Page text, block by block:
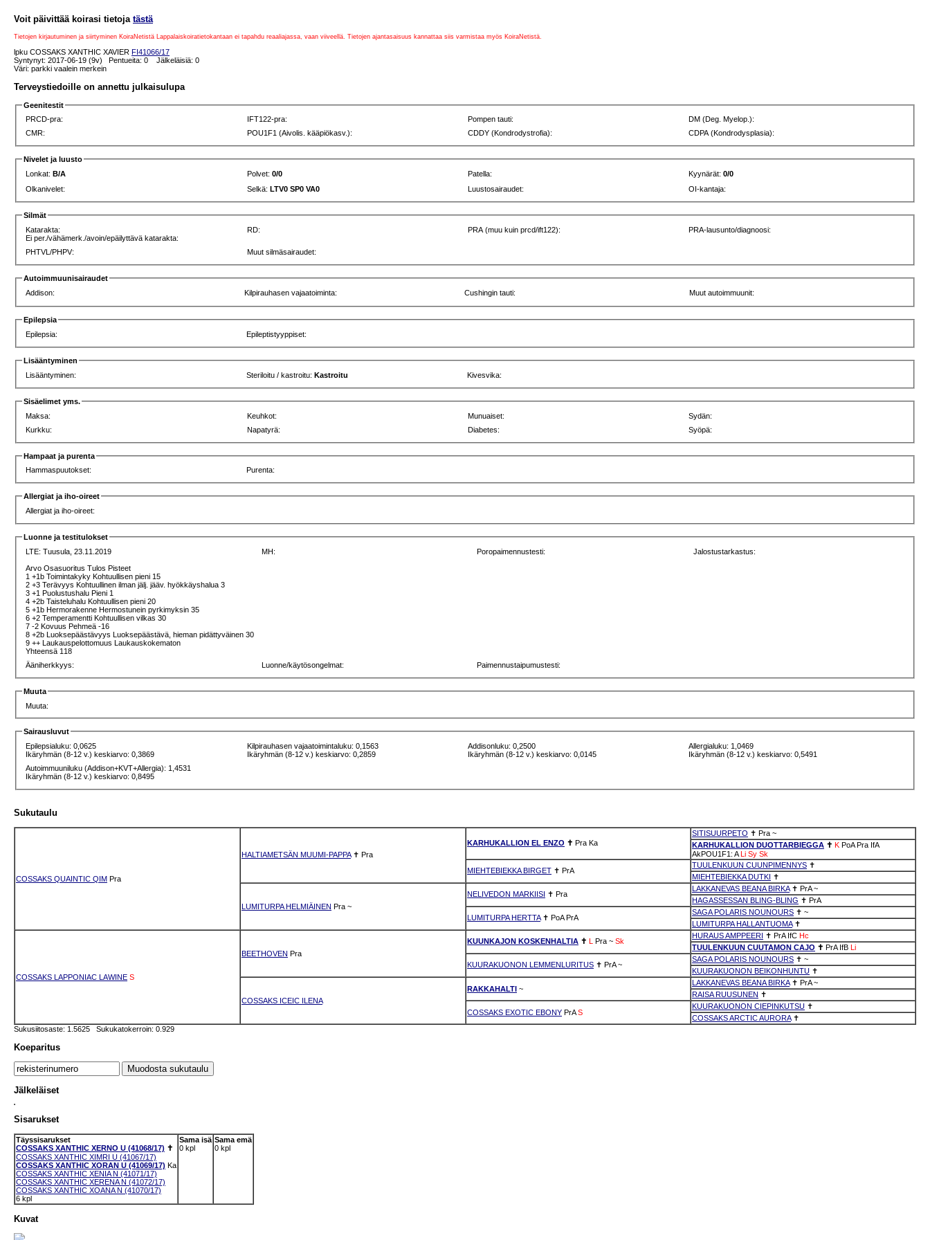
Voit päivittää koirasi tietoja tästä
Tietojen kirjautuminen ja siirtyminen KoiraNetistä Lappalaiskoiratietokantaan ei tapahdu reaaliajassa, vaan viiveellä. Tietojen ajantasaisuus kannattaa siis varmistaa myös KoiraNetistä.
lpku COSSAKS XANTHIC XAVIER FI41066/17
Syntynyt: 2017-06-19 (9v) Pentueita: 0 Jälkeläisiä: 0
Väri: parkki vaalein merkein
Terveystiedoille on annettu julkaisulupa
Geenitestit
PRCD-pra:
IFT122-pra: Pompen tauti:
DM (Deg. Myelop.):
CMR:
POU1F1 (Aivolis. kääpiökasv.): CDDY (Kondrodystrofia): CDPA (Kondrodysplasia):
Nivelet ja luusto
Lonkat:B/A Polvet:0/0 Patella: Kyynärät:0/0
Olkanivelet:
Selkä:LTV0 SP0 VA0 Luustosairaudet: OI-kantaja:
Silmät
Katarakta:
Ei per./vähämerk./avoin/epäilyttävä katarakta:
RD: PRA (muu kuin prcd/ift122): PRA-lausunto/diagnoosi:
PHTVL/PHPV: Muut silmäsairaudet:
Autoimmuunisairaudet
Addison:
Kilpirauhasen vajaatoiminta: Cushingin tauti: Muut autoimmuunit:
Epilepsia
Epilepsia:
Epileptistyyppiset:
Lisääntyminen
Lisääntyminen:
Steriloitu / kastroitu:Kastroitu Kivesvika:
Sisäelimet yms.
Maksa:
Keuhkot: Munuaiset:
Sydän:
Kurkku:
Napatyrä: Diabetes: Syöpä:
Hampaat ja purenta
Hammaspuutokset:
Purenta:
Allergiat ja iho-oireet
Allergiat ja iho-oireet:
Luonne ja testitulokset
LTE:Tuusula, 23.11.2019
Arvo Osasuoritus Tulos Pisteet
1 +1b Toimintakyky Kohtuullisen pieni 15
2 +3 Terävyys Kohtuullinen ilman jälj. jääv. hyökkäyshalua 3
3 +1 Puolustushalu Pieni 1
4 +2b Taisteluhalu Kohtuullisen pieni 20
5 +1b Hermorakenne Hermostunein pyrkimyksin 35
6 +2 Temperamentti Kohtuullisen vilkas 30
7 -2 Kovuus Pehmeä -16
8 +2b Luoksepäästävyys Luoksepäästävä, hieman pidättyväinen 30
9 ++ Laukauspelottomuus Laukauskokematon
Yhteensä 118
MH: Poropaimennustesti: Jalostustarkastus:
Ääniherkkyys: Luonne/käytösongelmat: Paimennustaipumustesti:
Muuta
Muuta:
Sairausluvut
Epilepsialuku: 0,0625
Ikäryhmän (8-12 v.) keskiarvo: 0,3869
Kilpirauhasen vajaatoimintaluku: 0,1563
Ikäryhmän (8-12 v.) keskiarvo: 0,2859
Addisonluku: 0,2500
Ikäryhmän (8-12 v.) keskiarvo: 0,0145
Allergialuku: 1,0469
Ikäryhmän (8-12 v.) keskiarvo: 0,5491
Autoimmuuniluku (Addison+KVT+Allergia): 1,4531
Ikäryhmän (8-12 v.) keskiarvo: 0,8495
Sukutaulu
COSSAKS QUAINTIC QIM Pra
HALTIAMETSÄN MUUMI-PAPPA✝ Pra
KARHUKALLION EL ENZO ✝ Pra Ka
SITISUURPETO ✝ Pra ~
KARHUKALLION DUOTTARBIEGGA ✝ K PoA Pra IfA
AkPOU1F1: A Li Sy Sk
MIEHTEBIEKKA BIRGET ✝ PrA
TUULENKUUN CUUNPIMENNYS ✝
MIEHTEBIEKKA DUTKI ✝
LUMITURPA HELMIÄINEN Pra ~
NELIVEDON MARKIISI ✝ Pra
LAKKANEVAS BEANA BIRKA✝ PrA ~
HAGASSESSAN BLING-BLING ✝ PrA
LUMITURPA HERTTA✝ PoA PrA
SAGA POLARIS NOUNOURS ✝ ~
LUMITURPA HALLANTUOMA✝
COSSAKS LAPPONIAC LAWINE S
BEETHOVEN Pra
KUUNKAJON KOSKENHALTIA ✝ L Pra ~ Sk
HURAUS AMPPEERI ✝ PrA IfC Hc
TUULENKUUN CUUTAMON CAJO ✝ PrA IfB Li
KUURAKUONON LEMMENLURITUS ✝ PrA ~
SAGA POLARIS NOUNOURS ✝ ~
KUURAKUONON BEIKONHUNTU ✝
COSSAKS ICEIC ILENA
RAKKAHALTI ~
LAKKANEVAS BEANA BIRKA✝ PrA ~
RAISA RUUSUNEN ✝
COSSAKS EXOTIC EBONY PrA S
KUURAKUONON CIEPINKUTSU ✝
COSSAKS ARCTIC AURORA✝
Sukusiitosaste: 1.5625 Sukukatokerroin: 0.929
Koeparitus
Jälkeläiset
Sisarukset
Täyssisarukset
COSSAKS XANTHIC XERNO U (41068/17) ✝
COSSAKS XANTHIC XIMRI U (41067/17)
COSSAKS XANTHIC XORAN U (41069/17) Ka
COSSAKS XANTHIC XENIA N (41071/17)
COSSAKS XANTHIC XERENA N (41072/17)
COSSAKS XANTHIC XOANA N (41070/17)
6 kpl
Sama isä
0 kpl
Sama emä
0 kpl
Kuvat